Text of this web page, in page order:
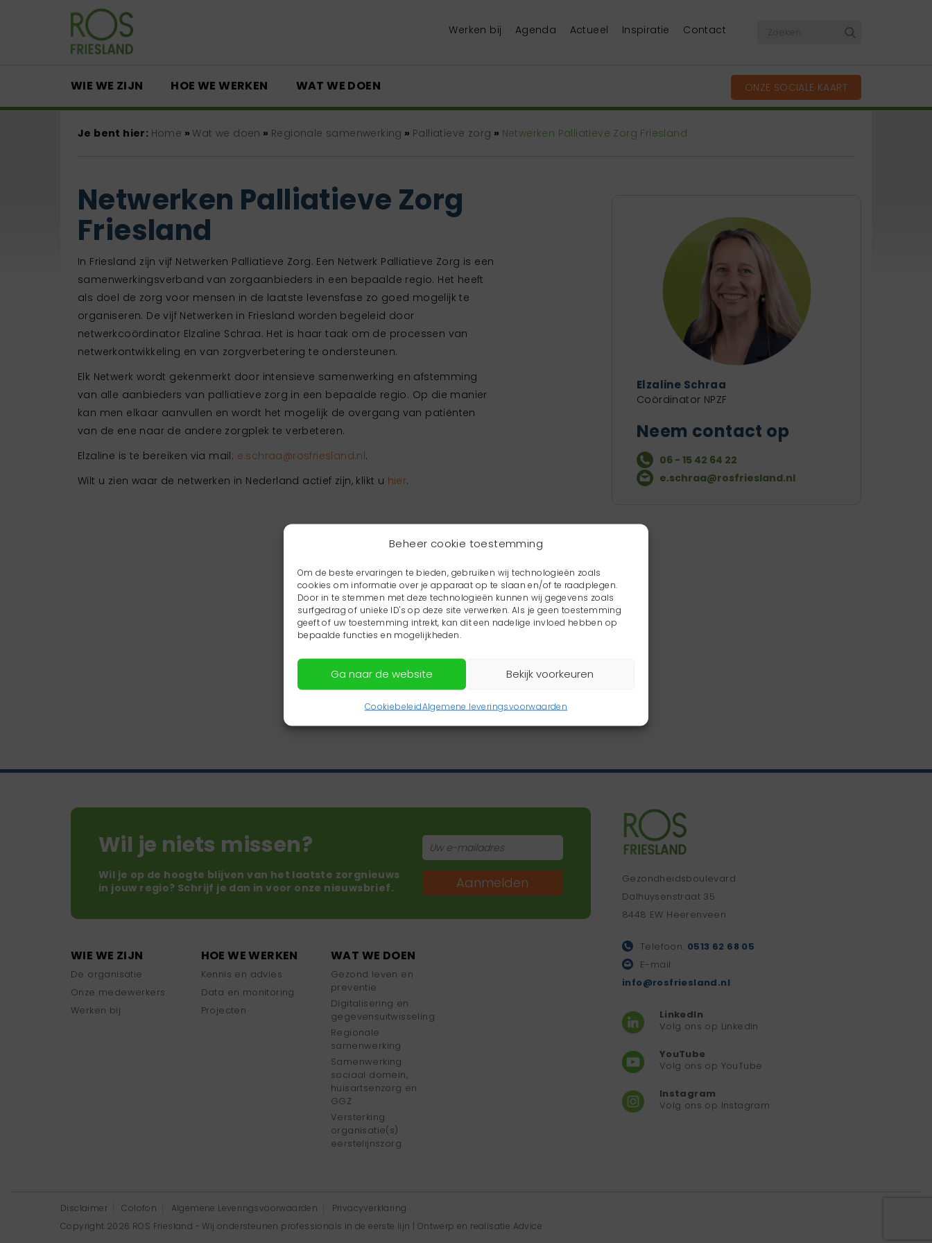
Beheer cookie toestemming
Om de beste ervaringen te bieden, gebruiken wij technologieën zoals
cookies om informatie over je apparaat op te slaan en/of te raadplegen.
Door in te stemmen met deze technologieën kunnen wij gegevens zoals
surfgedrag of unieke ID's op deze site verwerken. Als je geen toestemming
geeft of uw toestemming intrekt, kan dit een nadelige invloed hebben op
bepaalde functies en mogelijkheden.
Ga naar de website Bekijk voorkeuren
CookiebeleidAlgemene leveringsvoorwaarden
Werken bij Agenda Actueel Inspiratie Contact
WIE WE ZIJN HOE WE WERKEN WAT WE DOEN ONZE SOCIALE KAART
Je bent hier: Home » Wat we doen » Regionale samenwerking » Palliatieve zorg » Netwerken Palliatieve Zorg Friesland
Netwerken Palliatieve Zorg
Friesland
In Friesland zijn vijf Netwerken Palliatieve Zorg. Een Netwerk Palliatieve Zorg is een
samenwerkingsverband van zorgaanbieders in een bepaalde regio. Het heeft
als doel de zorg voor mensen in de laatste levensfase zo goed mogelijk te
organiseren. De vijf Netwerken in Friesland worden begeleid door
netwerkcoördinator Elzaline Schraa. Het is haar taak om de processen van
netwerkontwikkeling en van zorgverbetering te ondersteunen.
Elk Netwerk wordt gekenmerkt door intensieve samenwerking en afstemming
van alle aanbieders van palliatieve zorg in een bepaalde regio. Op die manier
kan men elkaar aanvullen en wordt het mogelijk de overgang van patiënten
van de ene naar de andere zorgplek te verbeteren.
Elzaline is te bereiken via mail: e.schraa@rosfriesland.nl.
Wilt u zien waar de netwerken in Nederland actief zijn, klikt u hier.
Elzaline Schraa
Coördinator NPZF
Neem contact op
06 - 15 42 64 22
e.schraa@rosfriesland.nl
Wil je niets missen?
Wil je op de hoogte blijven van het laatste zorgnieuws
in jouw regio? Schrijf je dan in voor onze nieuwsbrief.
Aanmelden
WIE WE ZIJN
De organisatie
Onze medewerkers
Werken bij
HOE WE WERKEN
Kennis en advies
Data en monitoring
Projecten
WAT WE DOEN
Gezond leven en
preventie
Digitalisering en
gegevensuitwisseling
Regionale
samenwerking
Samenwerking
sociaal domein,
huisartsenzorg en
GGZ
Versterking
organisatie(s)
eerstelijnszorg
Gezondheidsboulevard
Dalhuysenstraat 35
8448 EW Heerenveen
Telefoon: 0513 62 68 05
E-mail:
info@rosfriesland.nl
LinkedIn
Volg ons op Linkedin
YouTube
Volg ons op YouTube
Instagram
Volg ons op Instagram
Disclaimer Colofon Algemene Leveringsvoorwaarden
Privacyverklaring
Copyright 2026 ROS Friesland - Wij ondersteunen professionals in de eerste lijn | Ontwerp en realisatie Advice